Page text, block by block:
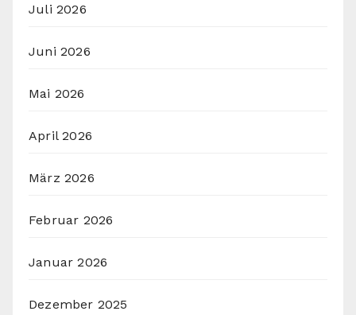
Juli 2026
Juni 2026
Mai 2026
April 2026
März 2026
Februar 2026
Januar 2026
Dezember 2025